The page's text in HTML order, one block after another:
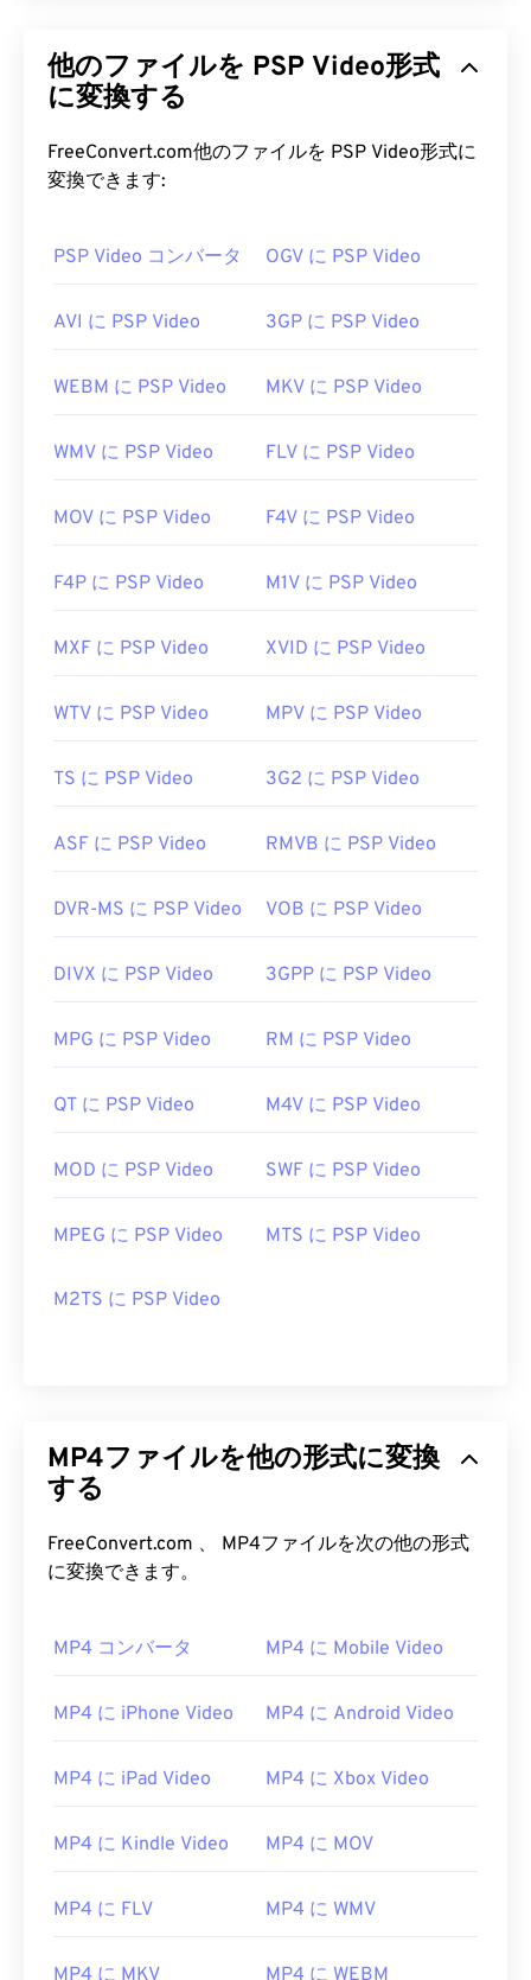
00 00 00
00 00 00
マットです。幅広いデバイスやオペレーティングシ
ステムに対応しており、
ァイル形式となっています。また、YouTubeなどの
インターネットストリーミングでも人気の動画フォ
が考えています。
MP4 ファイルを開くにはどうすれ
MP4ファイルは、オペレーティングシステムのデ
をダブルクリックするだけで開くことができます。
ん。WindowsではWindows Media Playerで開きま
一部のデバイス、特にモバイルデバイスでは、この
ます。MP4は様々なデータを含むコンテナである
通常、コンテナ内のデータ（オーディオまたはビデ
オコーデック）がデバイスのOSと互換性がないこ
メディアプレーヤー
をお試しください。
初回リリース:1999年
https://en.wikipedia.org/wiki/MPEG-4
https://mpeg.chiariglione.org/standards/mpeg-
4.html
他のファイルを PSP Video形式
に変換する
FreeConvert.com他のファイルを PSP Video形式に
変換できます:
PSP Video コンバータ OGV に PSP Video
AVI に PSP Video 3GP に PSP Video
WEBM に PSP Video MKV に PSP Video
WMV に PSP Video FLV に PSP Video
MOV に PSP Video F4V に PSP Video
F4P に PSP Video M1V に PSP Video
MXF に PSP Video XVID に PSP Video
WTV に PSP Video MPV に PSP Video
TS に PSP Video 3G2 に PSP Video
ASF に PSP Video RMVB に PSP Video
DVR-MS に PSP Video VOB に PSP Video
DIVX に PSP Video 3GPP に PSP Video
MPG に PSP Video RM に PSP Video
QT に PSP Video M4V に PSP Video
MOD に PSP Video SWF に PSP Video
MPEG に PSP Video MTS に PSP Video
M2TS に PSP Video
MP4ファイルを他の形式に変換
する
FreeConvert.com 、 MP4ファイルを次の他の形式
に変換できます。
MP4 コンバータ MP4 に Mobile Video
MP4 に iPhone Video MP4 に Android Video
MP4 に iPad Video MP4 に Xbox Video
MP4 に Kindle Video MP4 に MOV
MP4 に FLV MP4 に WMV